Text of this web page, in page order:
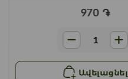
970 ֏
Ավելացնել